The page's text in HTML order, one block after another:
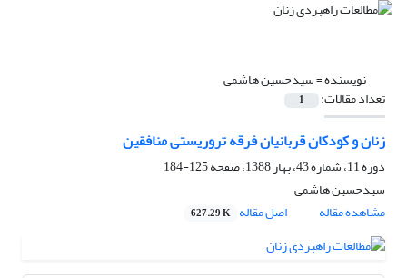
نویسنده =سیدحسین هاشمی
تعداد مقالات: 1
زنان و کودکان قربانیان فرقه تروریستی منافقین
دوره 11، شماره 43، بهار 1388، صفحه
125-184
سیدحسین هاشمی
مشاهده مقاله
اصل مقاله 627.29 K